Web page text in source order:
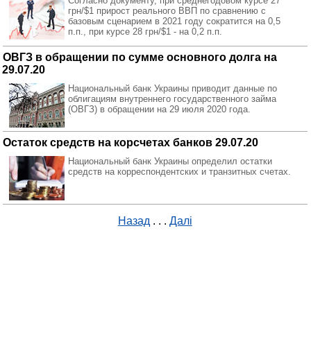
грн/$1 прирост реального ВВП по сравнению с
базовым сценарием в 2021 году сократится на 0,5
п.п., при курсе 28 грн/$1 - на 0,2 п.п.
ОВГЗ в обращении по сумме основного долга на
29.07.20
Национальный банк Украины приводит данные по
облигациям внутреннего государственного займа
(ОВГЗ) в обращении на 29 июля 2020 года.
Остаток средств на корсчетах банков 29.07.20
Национальный банк Украины определил остатки
средств на корреспондентских и транзитных счетах.
Назад . . . Далі